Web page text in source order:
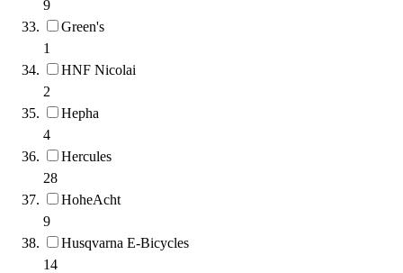
9
Green's
1
HNF Nicolai
2
Hepha
4
Hercules
28
HoheAcht
9
Husqvarna E-Bicycles
14